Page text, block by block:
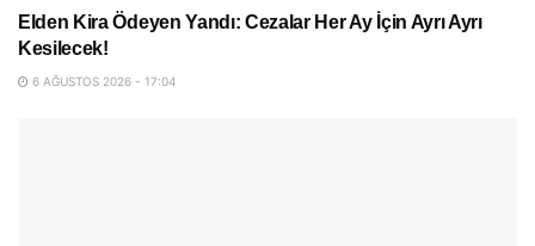
Elden Kira Ödeyen Yandı: Cezalar Her Ay İçin Ayrı Ayrı
Kesilecek!
6 AĞUSTOS 2026 - 17:04